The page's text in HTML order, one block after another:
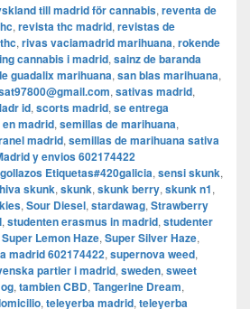
till madrid för cannabis, reventa de
, revista thc madrid, revistas de
, rivas vaciamadrid marihuana, rokende
cannabis i madrid, sainz de baranda
guadalix marihuana, san blas marihuana,
, sativas madrid,
id, scorts madrid, se entrega
madrid, semillas de marihuana,
madrid, semillas de marihuana sativa
y envios 602174422
Etiquetas#420galicia, sensi skunk,
skunk, skunk, skunk berry, skunk n1,
, Sour Diesel, stardawag, Strawberry
, studenten erasmus in madrid, studenter
Super Lemon Haze, Super Silver Haze,
madrid 602174422, supernova weed,
partier i madrid, sweden, sweet
, tambien CBD, Tangerine Dream,
, teleyerba madrid, teleyerba